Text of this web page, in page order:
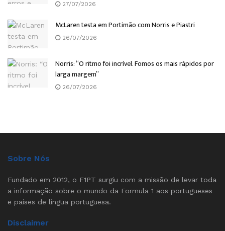
27/07/2026
McLaren testa em Portimão com Norris e Piastri
26/07/2026
Norris: “O ritmo foi incrível. Fomos os mais rápidos por
larga margem”
26/07/2026
Sobre Nós
Fundado em 2012, o F1PT surgiu com a missão de levar toda
a informação sobre o mundo da Formula 1 aos portugueses
e países de língua portuguesa.
Disclaimer